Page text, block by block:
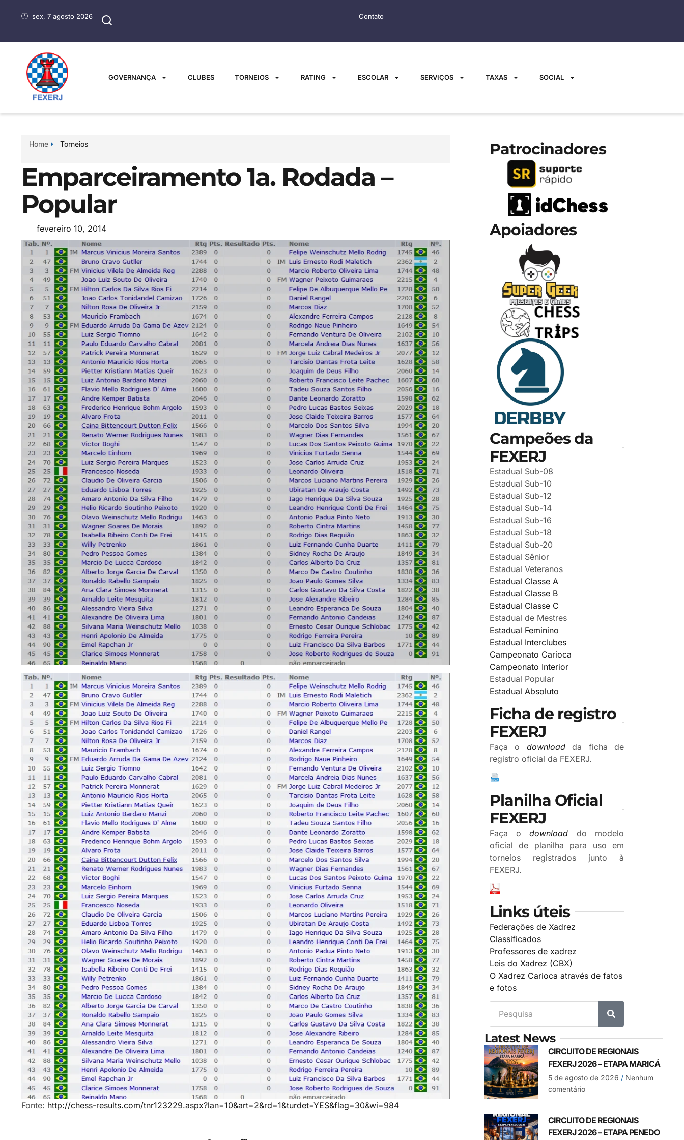
sex, 7 agosto 2026 Contato
GOVERNANÇA CLUBES TORNEIOS RATING ESCOLAR SERVIÇOS TAXAS SOCIAL
Home Torneios
Emparceiramento 1a. Rodada –
Popular
fevereiro 10, 2014
Fonte: http://chess-results.com/tnr123229.aspx?lan=10&art=2&rd=1&turdet=YES&flag=30&wi=984
Patrocinadores
Apoiadores
Campeões da
FEXERJ
Estadual Sub-08
Estadual Sub-10
Estadual Sub-12
Estadual Sub-14
Estadual Sub-16
Estadual Sub-18
Estadual Sub-20
Estadual Sênior
Estadual Veteranos
Estadual Classe A
Estadual Classe B
Estadual Classe C
Estadual de Mestres
Estadual Feminino
Estadual Interclubes
Campeonato Carioca
Campeonato Interior
Estadual Popular
Estadual Absoluto
Ficha de registro
FEXERJ
Faça o downloadda ficha de
registro oficial da FEXERJ.
Planilha Oficial
FEXERJ
Faça odownload do modelo
oficial de planilha para uso em
torneios registrados junto à
FEXERJ.
Links úteis
Federações de Xadrez
Classificados
Professores de xadrez
Leis do Xadrez (CBX)
O Xadrez Carioca através de fatos
e fotos
Latest News
CIRCUITO DE REGIONAIS
FEXERJ 2026 – ETAPA MARICÁ
5 de agosto de 2026 Nenhum
comentário
CIRCUITO DE REGIONAIS
FEXERJ 2026 – ETAPA PENEDO